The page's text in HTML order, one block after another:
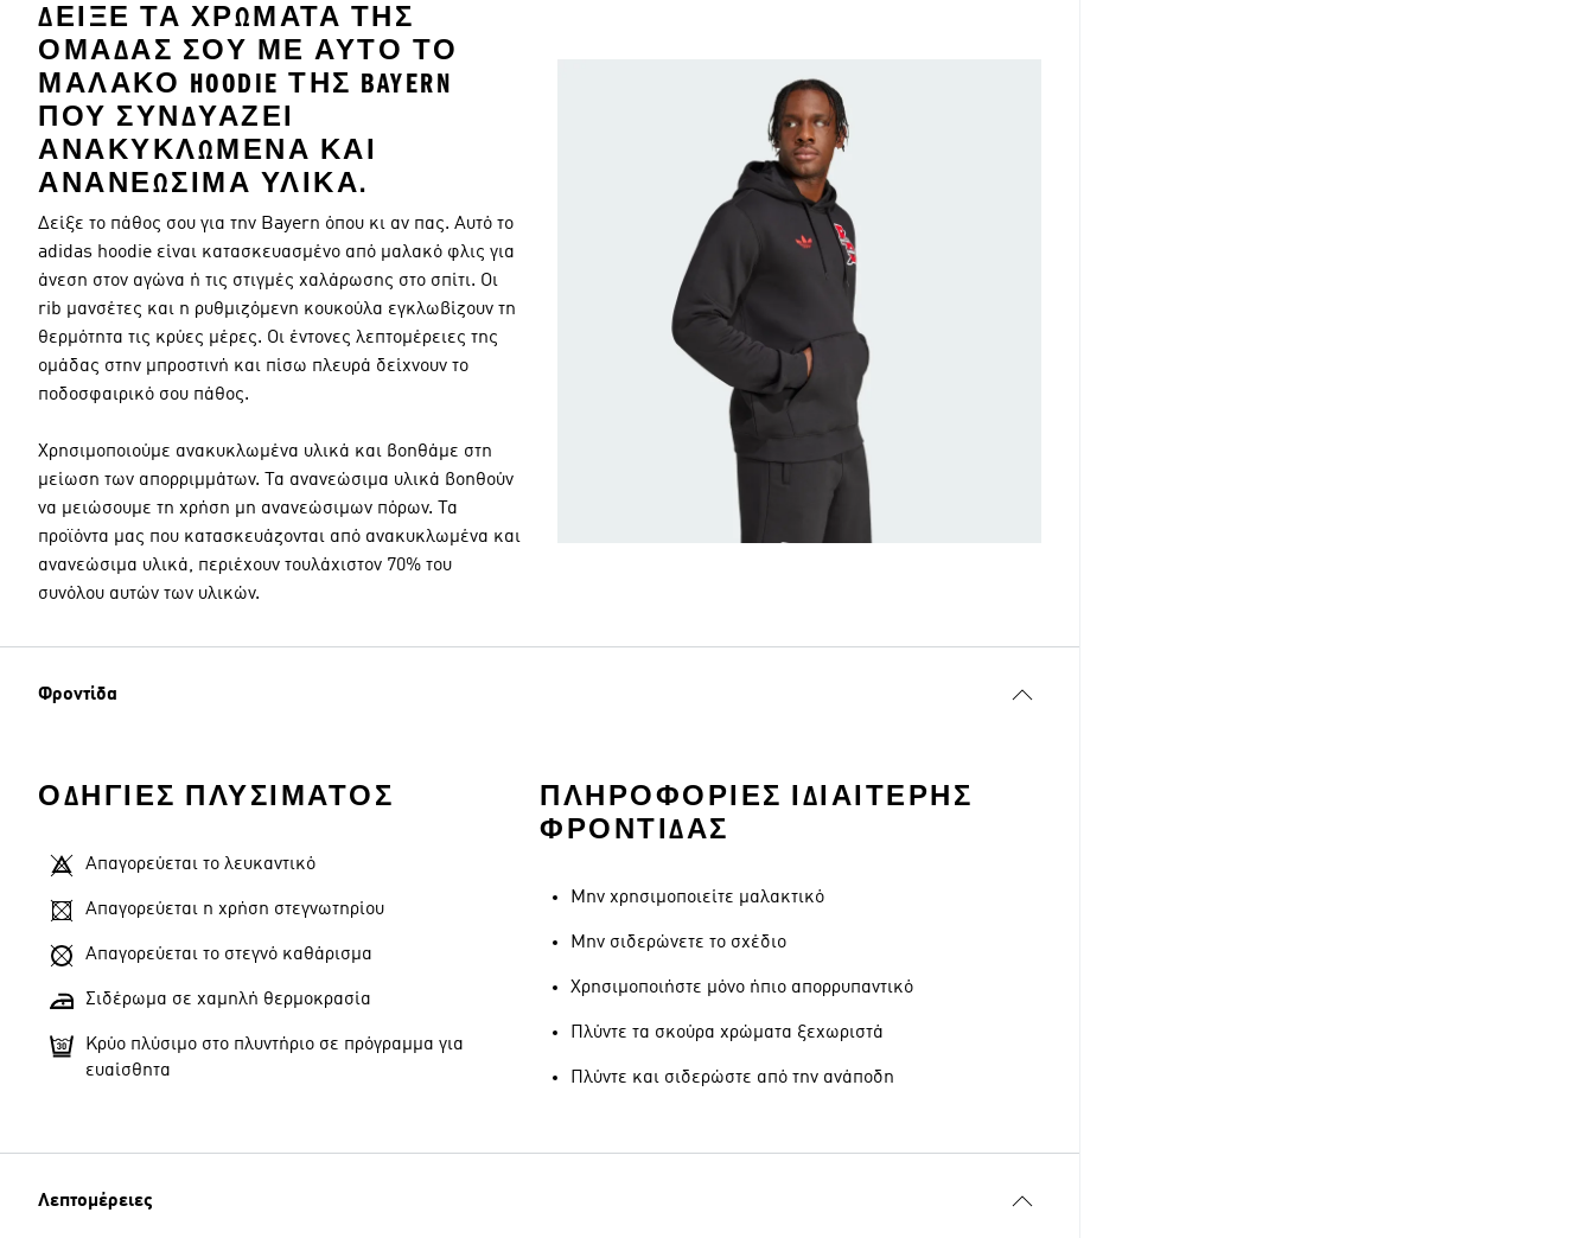
ΔΕΊΞΕ ΤΑ ΧΡΏΜΑΤΑ ΤΗΣ
ΟΜΆΔΑΣ ΣΟΥ ΜΕ ΑΥΤΌ ΤΟ
ΜΑΛΑΚΌ HOODIE ΤΗΣ BAYERN
ΠΟΥ ΣΥΝΔΥΆΖΕΙ
ΑΝΑΚΥΚΛΩΜΈΝΑ ΚΑΙ
ΑΝΑΝΕΏΣΙΜΑ ΥΛΙΚΆ.
Δείξε το πάθος σου για την Bayern όπου κι αν πας. Αυτό το
adidas hoodie είναι κατασκευασμένο από μαλακό φλις για
άνεση στον αγώνα ή τις στιγμές χαλάρωσης στο σπίτι. Οι
rib μανσέτες και η ρυθμιζόμενη κουκούλα εγκλωβίζουν τη
θερμότητα τις κρύες μέρες. Οι έντονες λεπτομέρειες της
ομάδας στην μπροστινή και πίσω πλευρά δείχνουν το
ποδοσφαιρικό σου πάθος.
Χρησιμοποιούμε ανακυκλωμένα υλικά και βοηθάμε στη
μείωση των απορριμμάτων. Τα ανανεώσιμα υλικά βοηθούν
να μειώσουμε τη χρήση μη ανανεώσιμων πόρων. Τα
προϊόντα μας που κατασκευάζονται από ανακυκλωμένα και
ανανεώσιμα υλικά, περιέχουν τουλάχιστον 70% του
συνόλου αυτών των υλικών.
Φροντίδα
ΟΔΗΓΊΕΣ ΠΛΥΣΊΜΑΤΟΣ
Απαγορεύεται το λευκαντικό
Απαγορεύεται η χρήση στεγνωτηρίου
Απαγορεύεται το στεγνό καθάρισμα
Σιδέρωμα σε χαμηλή θερμοκρασία
Κρύο πλύσιμο στο πλυντήριο σε πρόγραμμα για
ευαίσθητα
ΠΛΗΡΟΦΟΡΊΕΣ ΙΔΙΑΊΤΕΡΗΣ
ΦΡΟΝΤΊΔΑΣ
Μην χρησιμοποιείτε μαλακτικό
Μην σιδερώνετε το σχέδιο
Χρησιμοποιήστε μόνο ήπιο απορρυπαντικό
Πλύντε τα σκούρα χρώματα ξεχωριστά
Πλύντε και σιδερώστε από την ανάποδη
Λεπτομέρειες